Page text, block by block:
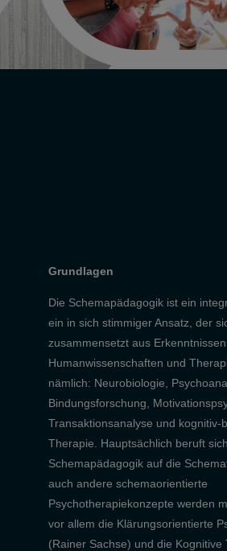
Grundlagen
Die Schemapädagogik ist ein
ein in sich stimmiger Ansatz, der
zusammensetzt aus
Humanwissenschaften und
nämlich: Neurobiologie,
Bindungsforschung,
Transaktionsanalyse und kognitiv-
Therapie. Hauptsächlich beruft
Schemapädagogik auf die
auch andere schemaorientierte
Psychotherapiekonzepte werden
vor allem die Klärungsorientierte
(Rainer Sachse) und die Kognitive